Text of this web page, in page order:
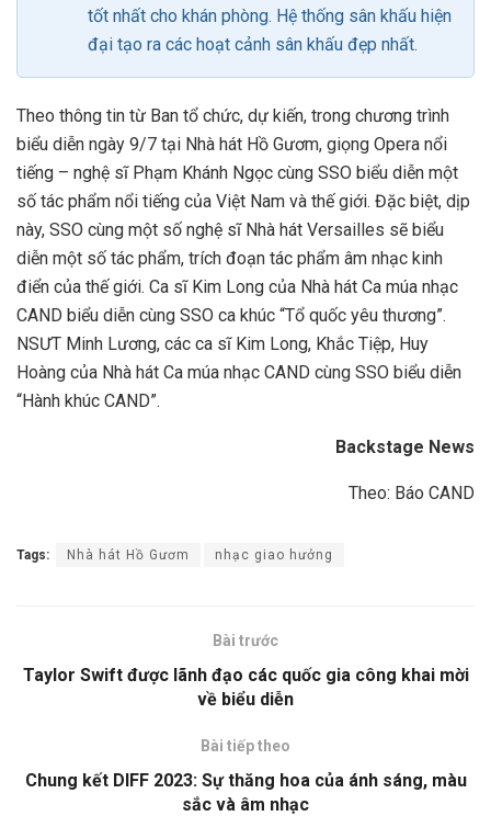
tốt nhất cho khán phòng. Hệ thống sân khấu hiện
đại tạo ra các hoạt cảnh sân khấu đẹp nhất.
Theo thông tin từ Ban tổ chức, dự kiến, trong chương trình
biểu diễn ngày 9/7 tại Nhà hát Hồ Gươm, giọng Opera nổi
tiếng – nghệ sĩ Phạm Khánh Ngọc cùng SSO biểu diễn một
số tác phẩm nổi tiếng của Việt Nam và thế giới. Đặc biệt, dịp
này, SSO cùng một số nghệ sĩ Nhà hát Versailles sẽ biểu
diễn một số tác phẩm, trích đoạn tác phẩm âm nhạc kinh
điển của thế giới. Ca sĩ Kim Long của Nhà hát Ca múa nhạc
CAND biểu diễn cùng SSO ca khúc “Tổ quốc yêu thương”.
NSƯT Minh Lương, các ca sĩ Kim Long, Khắc Tiệp, Huy
Hoàng của Nhà hát Ca múa nhạc CAND cùng SSO biểu diễn
“Hành khúc CAND”.
Backstage News
Theo: Báo CAND
Tags: Nhà hát Hồ Gươm nhạc giao hưởng
Bài trước
Taylor Swift được lãnh đạo các quốc gia công khai mời
về biểu diễn
Bài tiếp theo
Chung kết DIFF 2023: Sự thăng hoa của ánh sáng, màu
sắc và âm nhạc